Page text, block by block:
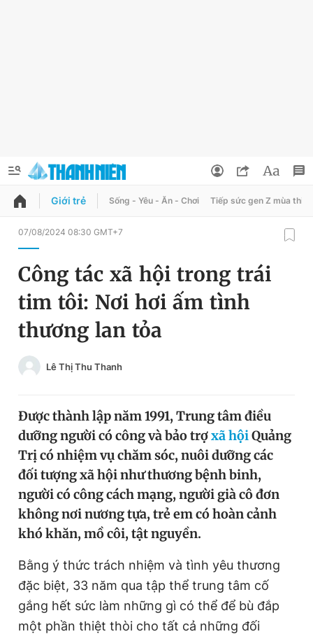
QUẢNG CÁO
Chuyên mục
Chuyên mục khác
Chào ngày mới
Video Magazine
Sản phẩm khác
Tiện ích Bạn cần biết
Thông tin tòa soạn Liên hệ quảng cáo
Đổi mật khẩu
Tin đã lưu
Tin đã xem
Giới trẻ Sống - Yêu - Ăn - Chơi Tiếp sức gen Z mùa thi
07/08/2024 08:30 GMT+7
Công tác xã hội trong trái
tim tôi: Nơi hơi ấm tình
thương lan tỏa
Lê Thị Thu Thanh
Được thành lập năm 1991, Trung tâm điều
dưỡng người có công và bảo trợxã hộiQuảng
Trị có nhiệm vụ chăm sóc, nuôi dưỡng các
đối tượng xã hội như thương bệnh binh,
người có công cách mạng, người già cô đơn
không nơi nương tựa, trẻ em có hoàn cảnh
khó khăn, mồ côi, tật nguyền.
Bằng ý thức trách nhiệm và tình yêu thương
đặc biệt, 33 năm qua tập thể trung tâm cố
gắng hết sức làm những gì có thể để bù đắp
một phần thiệt thòi cho tất cả những đối